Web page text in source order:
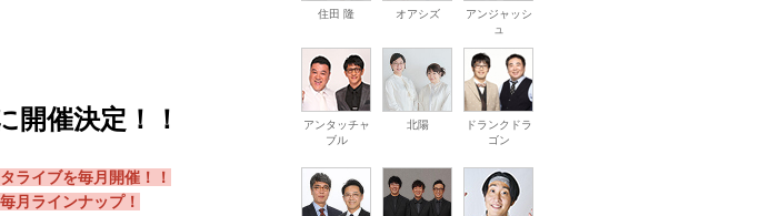
開催決定！！
ライブを毎月開催！！
月ラインナップ！
住田 隆 オアシズ
アンジャッシ
ュ
アンタッチャ
ブル
北陽
ドランクドラ
ゴン